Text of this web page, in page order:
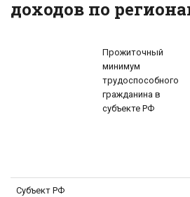
доходов по
Прожиточный
минимум
трудоспособного
гражданина в
субъекте РФ
Субъект РФ